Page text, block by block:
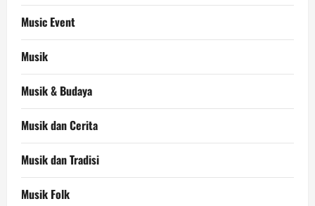
Music Event
Musik
Musik & Budaya
Musik dan Cerita
Musik dan Tradisi
Musik Folk